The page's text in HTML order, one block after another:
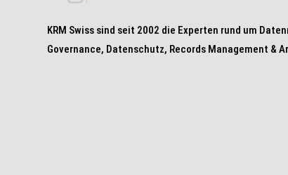
KRM Swiss sind seit 2002 die Experten rund um
Governance, Datenschutz, Records Management &